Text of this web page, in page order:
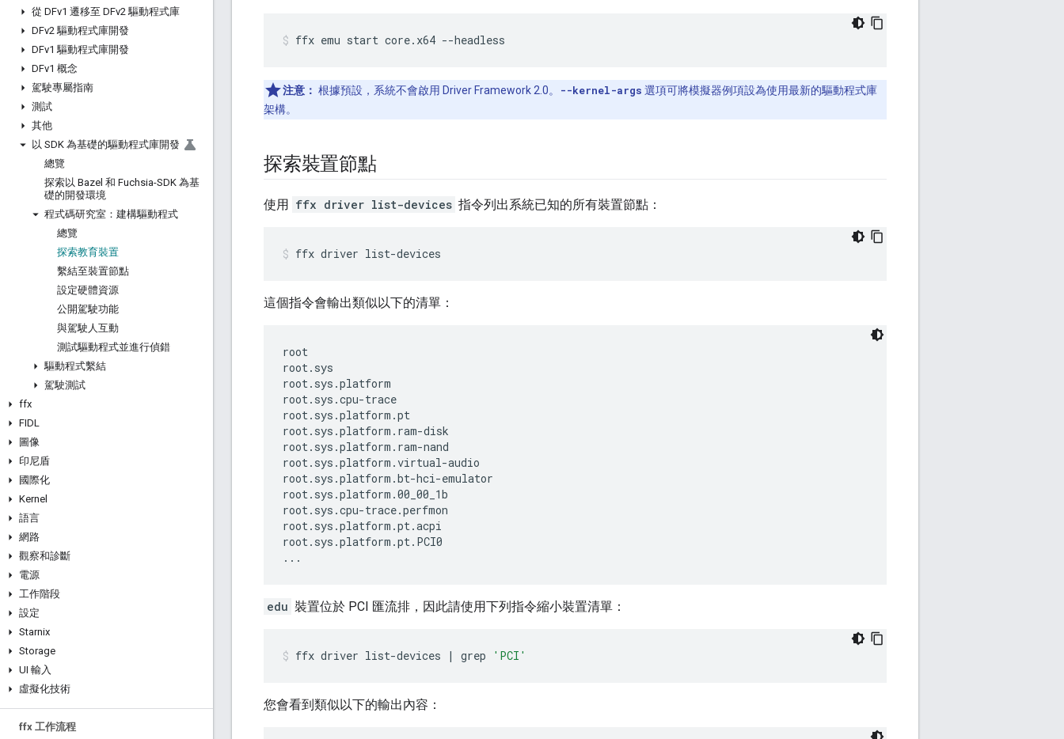
從 DFv1 遷移至 DFv2 驅動程式庫
DFv2 驅動程式庫開發
DFv1 驅動程式庫開發
DFv1 概念
駕駛專屬指南
測試
其他
以 SDK 為基礎的驅動程式庫開發
總覽
探索以 Bazel 和 Fuchsia-SDK 為基
礎的開發環境
程式碼研究室：建構驅動程式
總覽
探索教育裝置
繫結至裝置節點
設定硬體資源
公開駕駛功能
與駕駛人互動
測試驅動程式並進行偵錯
驅動程式繫結
駕駛測試
ffx
FIDL
圖像
印尼盾
國際化
Kernel
語言
網路
觀察和診斷
電源
工作階段
設定
Starnix
Storage
UI 輸入
虛擬化技術
ffx 工作流程
ffx emu start core.x64 --headless
注意： 根據預設，系統不會啟用 Driver Framework 2.0。 --kernel-args 選項可將模擬器例項設為使用最新的驅動程式庫
架構。
探索裝置節點
使用 ffx driver list-devices 指令列出系統已知的所有裝置節點：
ffx driver list-devices
這個指令會輸出類似以下的清單：
root
root.sys
root.sys.platform
root.sys.cpu-trace
root.sys.platform.pt
root.sys.platform.ram-disk
root.sys.platform.ram-nand
root.sys.platform.virtual-audio
root.sys.platform.bt-hci-emulator
root.sys.platform.00_00_1b
root.sys.cpu-trace.perfmon
root.sys.platform.pt.acpi
root.sys.platform.pt.PCI0
edu 裝置位於 PCI 匯流排，因此請使用下列指令縮小裝置清單：
ffx driver list-devices | grep 'PCI'
您會看到類似以下的輸出內容：